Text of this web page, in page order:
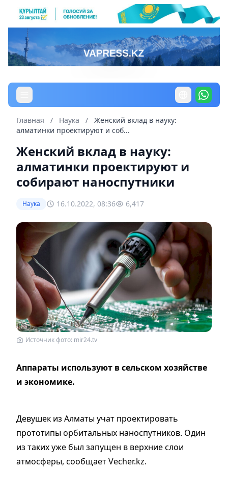
Главная / Наука /
Женский вклад в науку:
алматинки проектируют и соб...
Женский вклад в науку:
алматинки проектируют и
собирают наноспутники
Наука 16.10.2022, 08:36 6,417
Источник фото: mir24.tv
Аппараты используют в сельском хозяйстве
и экономике.
Девушек из Алматы учат проектировать
прототипы орбитальных наноспутников. Один
из таких уже был запущен в верхние слои
атмосферы, сообщает Vecher.kz.